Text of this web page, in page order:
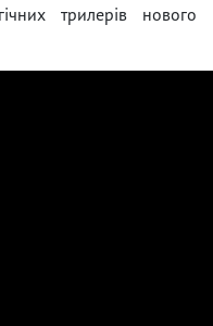
трилерів нового